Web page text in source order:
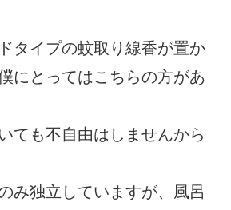
タイプの蚊取り線香が置か
にとってはこちらの方があ
ても不自由はしませんから
み独立していますが、風呂